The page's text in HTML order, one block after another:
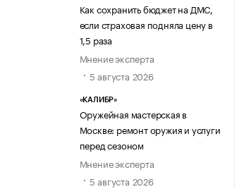
Как сохранить бюджет на ДМС,
если страховая подняла цену в
1,5 раза
Мнение эксперта
5 августа 2026
«КАЛИБР»
Оружейная мастерская в
Москве: ремонт оружия и услуги
перед сезоном
Мнение эксперта
5 августа 2026